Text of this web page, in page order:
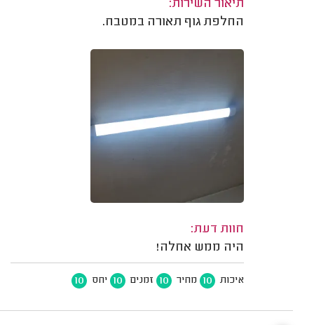
תיאור השירות:
החלפת גוף תאורה במטבח.
חוות דעת:
היה ממש אחלה!
איכות 10 מחיר 10 זמנים 10 יחס 10